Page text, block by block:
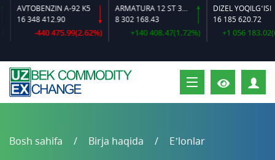
A-92 K5
412.90
-440 475.99(2.62%)
ARMATURA 12 ST 35 GS O‘LCHAMLI
8 302 168.43
+140 408.47(1.72%)
DIZEL YOQILG‘ISI
16 185 620.72
+1 056 183.02(6.98%)
Bosh sahifa Birja haqida E’lonlar